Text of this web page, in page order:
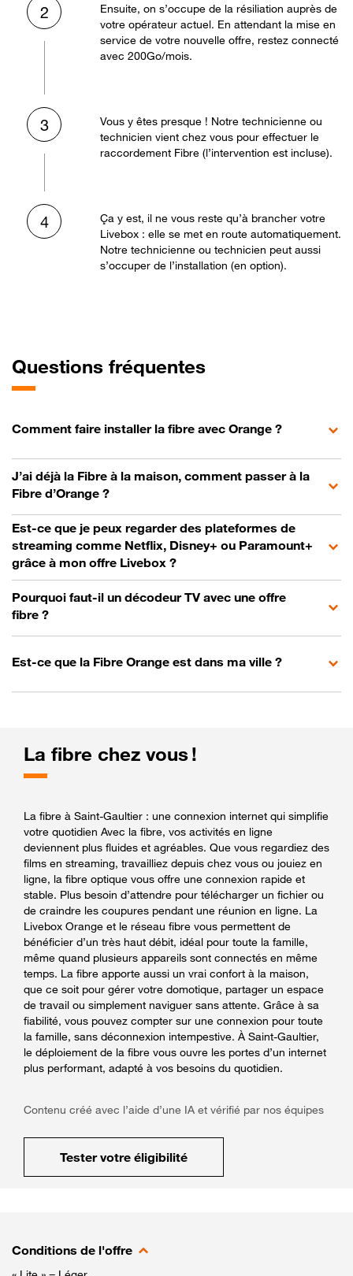
2
Ensuite, on s’occupe de la résiliation auprès de
votre opérateur actuel. En attendant la mise en
service de votre nouvelle offre, restez connecté
avec 200Go/mois.
3
Vous y êtes presque ! Notre technicienne ou
technicien vient chez vous pour effectuer le
raccordement Fibre (l’intervention est incluse).
4
Ça y est, il ne vous reste qu’à brancher votre
Livebox : elle se met en route automatiquement.
Notre technicienne ou technicien peut aussi
s’occuper de l’installation (en option).
Questions fréquentes
Comment faire installer la fibre avec Orange ?
J’ai déjà la Fibre à la maison, comment passer à la
Fibre d’Orange ?
Est-ce que je peux regarder des plateformes de
streaming comme Netflix, Disney+ ou Paramount+
grâce à mon offre Livebox ?
Pourquoi faut-il un décodeur TV avec une offre
fibre ?
Est-ce que la Fibre Orange est dans ma ville ?
La fibre chez vous !
La fibre à Saint-Gaultier : une connexion internet qui simplifie
votre quotidien Avec la fibre, vos activités en ligne
deviennent plus fluides et agréables. Que vous regardiez des
films en streaming, travailliez depuis chez vous ou jouiez en
ligne, la fibre optique vous offre une connexion rapide et
stable. Plus besoin d’attendre pour télécharger un fichier ou
de craindre les coupures pendant une réunion en ligne. La
Livebox Orange et le réseau fibre vous permettent de
bénéficier d’un très haut débit, idéal pour toute la famille,
même quand plusieurs appareils sont connectés en même
temps. La fibre apporte aussi un vrai confort à la maison,
que ce soit pour gérer votre domotique, partager un espace
de travail ou simplement naviguer sans attente. Grâce à sa
fiabilité, vous pouvez compter sur une connexion pour toute
la famille, sans déconnexion intempestive. À Saint-Gaultier,
le déploiement de la fibre vous ouvre les portes d’un internet
plus performant, adapté à vos besoins du quotidien.
Contenu créé avec l’aide d’une IA et vérifié par nos équipes
Tester votre éligibilité
Conditions de l'offre